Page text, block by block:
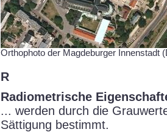
Orthophoto der Magdeburger Innenstadt
R
Radiometrische
... werden durch die
Sättigung bestimmt.